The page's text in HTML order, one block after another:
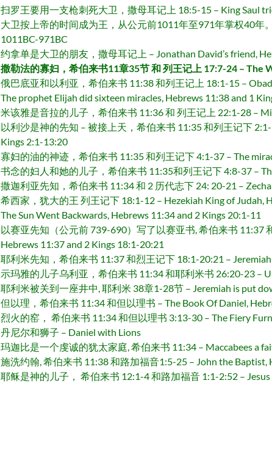
扫罗王要用一支枪刺死大卫，撒母耳记上 18:5-15 – King Saul
大卫按上帝的时间成为王，从公元前1011年至971年掌权40年
1011BC-971BC
约拿单是大卫的朋友，撒母耳记上 – Jonathan David’s friend,
撒勒法的寡妇，希伯来书11章35节 和 列王记上 17:7-24 – The
俄巴底亚和以利亚，希伯来书 11:38 和列王记上 18:1-15 –
The prophet Elijah did sixteen miracles, Hebrews 11:38 and 1
米该雅是音拉的儿子，希伯来书 11:36 和 列王记上 22:1-28 –
以利沙是神的先知 – 被接上天，希伯来书 11:35 和列王记下
Kings 2:1-13:20
寡妇的油的神迹，希伯来书 11:35 和列王记下 4:1-37 – The
书念的妇人和她的儿子，希伯来书 11:35和列王记下 4:8-37 –
撒迦利亚先知，希伯来书 11:34 和 2 历代志下 24: 20-21 –
希西家，犹大的王 列王记下 18:1-12 – Hezekiah King of Judah,
The Sun Went Backwards, Hebrews 11:34 and 2 Kings 20:1-11
以赛亚先知（公元前 739-690）写了以赛亚书, 希伯来书 11:37
Hebrews 11:37 and 2 Kings 18:1-20:21
耶利米先知，希伯来书 11:37 和烈王记下 18:1-20:21 –
示玛雅的儿子乌利亚，希伯来书 11:34 和耶利米书 26:20-23 –
耶利米被关到一座井中, 耶利米 38章1-28节 – Jeremiah is put
但以理，希伯来书 11:34 和但以理书 – The Book Of Daniel,
烈火的窑， 希伯来书 11:34 和但以理书 3:13-30 – The Fiery
丹尼尔和狮子 – Daniel with Lions
玛迦比是一个虔诚的犹太家庭, 希伯来书 11:34 – Maccabees a
施洗约翰, 希伯来书 11:38 和路加福音1:5-25 – John the Baptist,
耶稣是神的儿子， 希伯来书 12:1-4 和路加福音 1:1-2:52 –